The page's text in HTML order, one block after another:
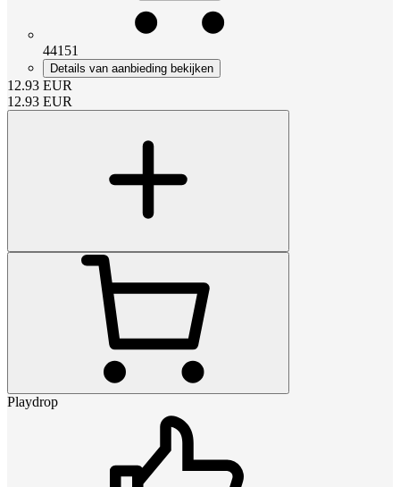
44151
Details van aanbieding bekijken
12.93 EUR
12.93 EUR
Playdrop